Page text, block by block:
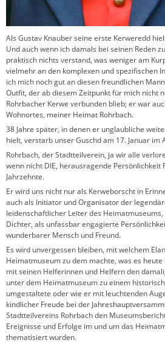
Als Gustav Knauber seine erste Kerweredd
Und auch wenn ich damals bei seinen Reden
praktisch nichts verstand, was weniger am
vielmehr an den komplexen und spezifischen
ich mich noch gut an diesen freundlichen
Outfit, der ab diesem Zeitpunkt für mich nicht
Rohrbacher Kerwe verbunden blieb; er war
Wohnortes, meiner Heimat Rohrbach.
38 Jahre später, in denen er unglaubliche
hielt, verstarb unser Guschd am 17. Januar im
Rohrbach, der Stadtteilverein, ja wir alle
wenn nicht DIE, herausragende Persönlichkeit
Jahrzehnte.
Er wird uns nicht nur als Kerweborscht in
auch als Initiator und Organisator der
leidenschaftlicher Leiter des
Dichter, als unfassbar engagierte
wunderbarer Mensch und Freund.
Es wird unvergessen bleiben, mit welchem
Heimatmuseum zu dem machte, was es
mit seinen Helferinnen und Helfern den
unter dem Heimatmuseum zu einem
umgestaltete oder wie er mit leuchtenden
kindlicher Freude bei der
Stadtteilvereins Rohrbach den
Ereignisse und Erfolge im und um das
thematisiert wurden.